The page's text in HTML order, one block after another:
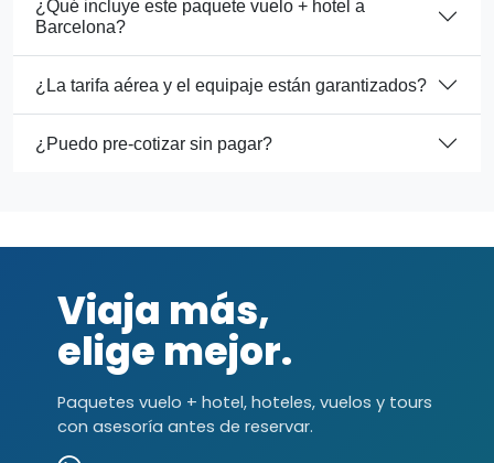
¿Qué incluye este paquete vuelo + hotel a
Barcelona?
¿La tarifa aérea y el equipaje están garantizados?
¿Puedo pre-cotizar sin pagar?
Viaja más,
elige mejor.
Paquetes vuelo + hotel, hoteles, vuelos y tours
con asesoría antes de reservar.